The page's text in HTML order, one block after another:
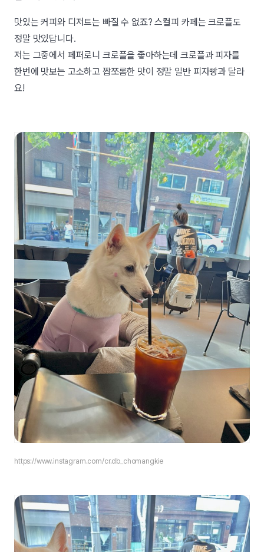
맛있는 커피와 디저트는 빠질 수 없죠? 스컬피 카페는 크로플도
정말 맛있답니다.
저는 그중에서 페퍼로니 크로플을 좋아하는데 크로플과 피자를
한번에 맛보는 고소하고 짭쪼롬한 맛이 정말 일반 피자빵과 달라
요!
https://www.instagram.com/cr.db_chomangkie